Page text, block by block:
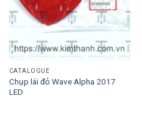
CATALOGUE
Chụp lái đỏ Wave Alpha 2017
LED